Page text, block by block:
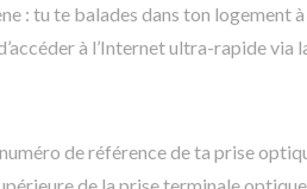
: tu te balades dans ton logement
à l’Internet ultra-rapide
de référence de ta prise